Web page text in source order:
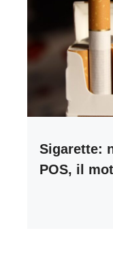
Sigarette:
POS, il